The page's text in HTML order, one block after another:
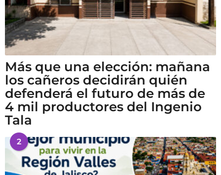
Más que una elección: mañana
los cañeros decidirán quién
defenderá el futuro de más de
4 mil productores del Ingenio
Tala
2